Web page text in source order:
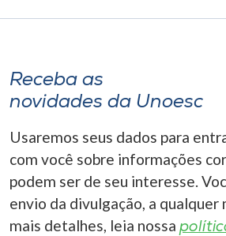
Receba as
novidades da Unoesc
Usaremos seus dados para
com você sobre informações
podem ser de seu interesse.
envio da divulgação, a qualquer
mais detalhes, leia nossa